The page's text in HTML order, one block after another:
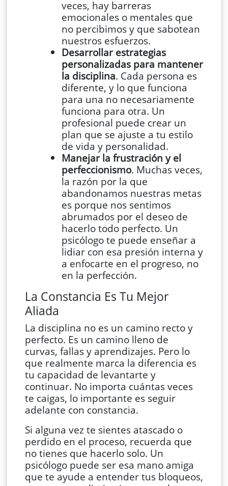
veces, hay barreras
emocionales o mentales que
no percibimos y que sabotean
nuestros esfuerzos.
Desarrollar estrategias
personalizadas para mantener
la disciplina. Cada persona es
diferente, y lo que funciona
para una no necesariamente
funciona para otra. Un
profesional puede crear un
plan que se ajuste a tu estilo
de vida y personalidad.
Manejar la frustración y el
perfeccionismo. Muchas veces,
la razón por la que
abandonamos nuestras metas
es porque nos sentimos
abrumados por el deseo de
hacerlo todo perfecto. Un
psicólogo te puede enseñar a
lidiar con esa presión interna y
a enfocarte en el progreso, no
en la perfección.
La Constancia Es Tu Mejor
Aliada
La disciplina no es un camino recto y
perfecto. Es un camino lleno de
curvas, fallas y aprendizajes. Pero lo
que realmente marca la diferencia es
tu capacidad de levantarte y
continuar. No importa cuántas veces
te caigas, lo importante es seguir
adelante con constancia.
Si alguna vez te sientes atascado o
perdido en el proceso, recuerda que
no tienes que hacerlo solo. Un
psicólogo puede ser esa mano amiga
que te ayude a entender tus bloqueos,